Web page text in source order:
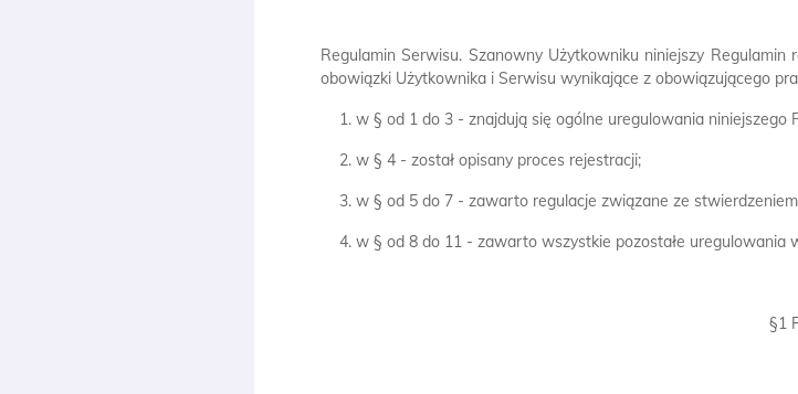
Regulamin Serwisu. Szanowny Użytkowniku niniejszy
obowiązki Użytkownika i Serwisu wynikające z obowiązującego
w § od 1 do 3 - znajdują się ogólne uregulowania niniejszego
w § 4 - został opisany proces rejestracji;
w § od 5 do 7 - zawarto regulacje związane ze
w § od 8 do 11 - zawarto wszystkie pozostałe uregulowania
§1